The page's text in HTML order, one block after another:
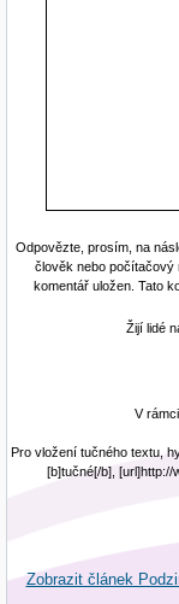
Odpovězte, prosím, na
člověk nebo počítačový
komentář uložen. Tato
Žijí lidé
V
Pro vložení tučného textu,
[b]tučné[/b], [url]http://
Zobrazit článek